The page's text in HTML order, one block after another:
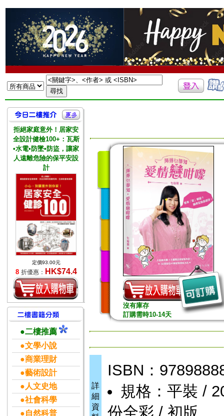
拒絕家庭意外！居家安
全設計健檢100+：瓦斯
•水電•防墜•防盜，讓家
人遠離危險的保平安設
計
定價93.00元
8 折優惠： HK$74.4
●二樓推薦
●文學小說
●商業理財
●藝術設計
●人文史地
●社會科學
●自然科普
沒有庫存
訂購需時10-14天
詳
細
資
ISBN：
規格：平裝 /
份全彩 / 初版